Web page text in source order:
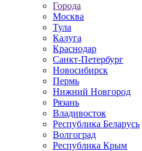
Города
Москва
Тула
Калуга
Краснодар
Санкт-Петербург
Новосибирск
Пермь
Нижний Новгород
Рязань
Владивосток
Республика Беларусь
Волгоград
Республика Крым